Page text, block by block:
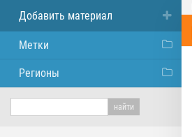
Добавить материал
Метки
Регионы